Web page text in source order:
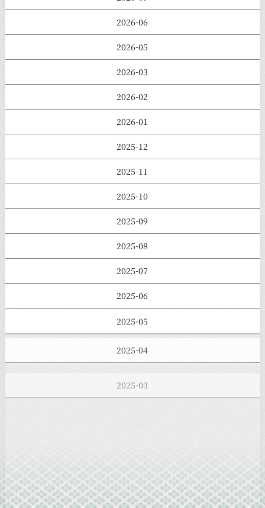
2026-06
2026-05
2026-03
2026-02
2026-01
2025-12
2025-11
2025-10
2025-09
2025-08
2025-07
2025-06
2025-05
2025-04
2025-02
2024-10